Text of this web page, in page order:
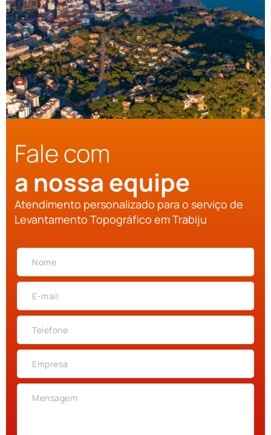
Fale com
a nossa equipe
Atendimento personalizado para o serviço de
Levantamento Topográfico em Trabiju